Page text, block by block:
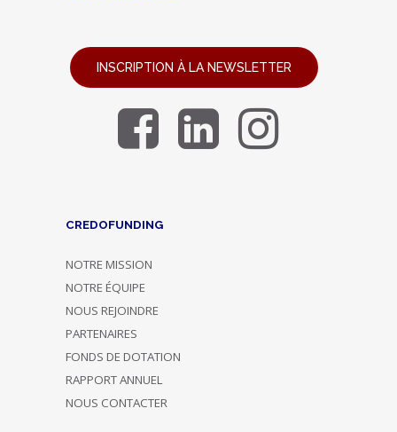
INSCRIPTION À LA NEWSLETTER
CREDOFUNDING
NOTRE MISSION
NOTRE ÉQUIPE
NOUS REJOINDRE
PARTENAIRES
FONDS DE DOTATION
RAPPORT ANNUEL
NOUS CONTACTER